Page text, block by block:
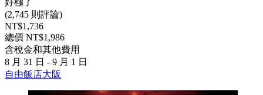
好極了
(2,745 則評論)
NT$1,736
總價 NT$1,986
含稅金和其他費用
8 月 31 日 - 9 月 1 日
自由飯店大阪